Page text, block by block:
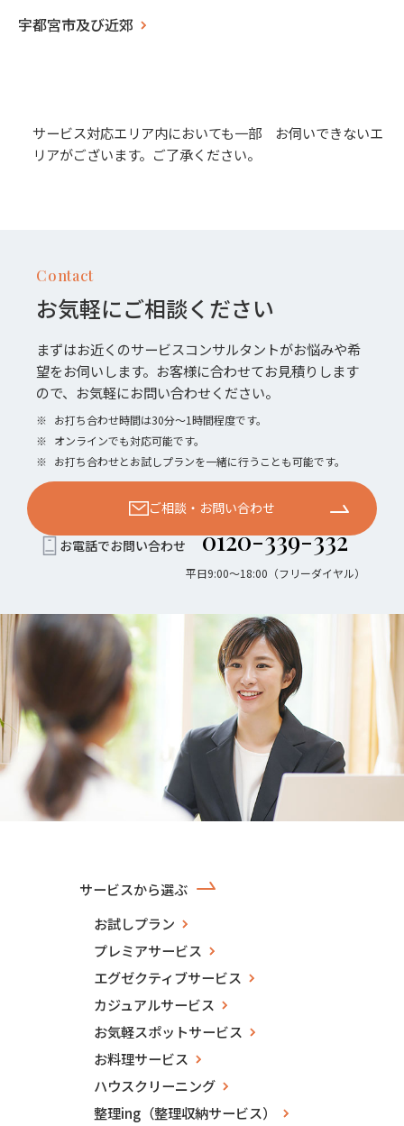
宇都宮市及び近郊
サービス対応エリア内においても一部 お伺いできないエ
リアがございます。ご了承ください。
Contact
お気軽にご相談ください
まずはお近くのサービスコンサルタントがお悩みや希
望をお伺いします。お客様に合わせてお見積りします
ので、お気軽にお問い合わせください。
※ お打ち合わせ時間は30分〜1時間程度です。
※ オンラインでも対応可能です。
※ お打ち合わせとお試しプランを一緒に行うことも可能です。
ご相談・お問い合わせ
お電話でお問い合わせ 0120-339-332
平日9:00〜18:00（フリーダイヤル）
サービスから選ぶ
お試しプラン
プレミアサービス
エグゼクティブサービス
カジュアルサービス
お気軽スポットサービス
お料理サービス
ハウスクリーニング
整理ing（整理収納サービス）